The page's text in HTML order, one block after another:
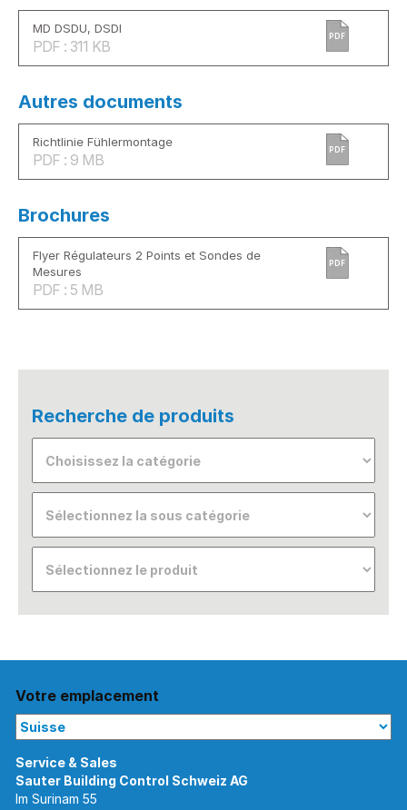
MD DSDU, DSDI
PDF : 311 KB
PDF
Autres documents
Richtlinie Fühlermontage
PDF : 9 MB
PDF
Brochures
Flyer Régulateurs 2 Points et Sondes de
Mesures
PDF : 5 MB
PDF
Recherche de produits
Votre emplacement
Im Surinam 55